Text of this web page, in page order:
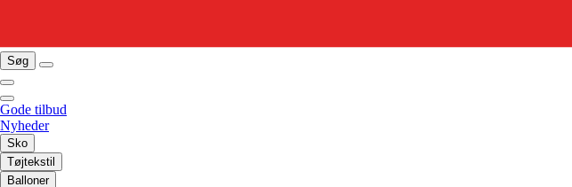
Søg
Gode tilbud
Nyheder
Sko
Tøjtekstil
Balloner